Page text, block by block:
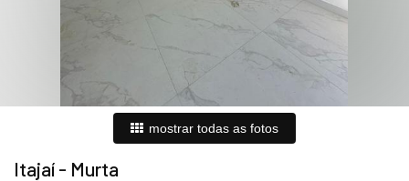
mostrar todas as fotos
Itajaí - Murta